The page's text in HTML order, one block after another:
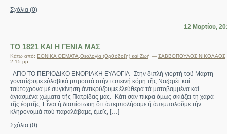
Σχόλια (0)
12 Μαρτίου,
ΤΟ 1821 ΚΑΙ Η ΓΕΝΙΑ ΜΑΣ
Κάτω από: ΕΘΝΙΚΑ ΘΕΜΑΤΑ Θεολογία (Ορθόδοξη) καί Ζωή — ΣΑΒΒΟΠΟΥΛΟΣ ΝΙΚΟΛΑΟΣ
2:15 μμ
ΑΠΟ ΤΟ ΠΕΡΙΟΔΙΚΟ ΕΝΟΡΙΑΚΗ ΕΥΛΟΓΙΑ Στήν διπλή γιορτή τοῦ Μάρτη
γονατίζουµε εὐλαβικά µπροστά στήν ταπεινή κόρη τῆς Ναζαρέτ καί
ταὐτόχρονα µέ συγκίνηση ἀντικρύζουµε ἐλεύθερα τά µατοβαµµένα καί
ἁγιασµένα χώµατα τῆς Πατρίδας µας. Κάτι σάν πίκρα ὅµως σκιάζει τή χαρά
τῆς ἑορτῆς: Εἶναι ἡ διαπίστωση ὅτι ἀπεµπολήσαµε ἤ ἀπεµπολοῦµε τήν
κληρονοµιά πού παραλάβαµε, ἐµεῖς, […]
Σχόλια (0)